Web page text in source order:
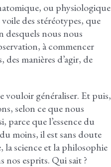
ou physiologique
des stéréotypes, que
desquels nous nous
à commencer
manières d’agir, de
vouloir généraliser. Et puis,
selon ce que nous
que l’essence du
moins, il est sans doute
la science et la philosophie
nos esprits. Qui sait ?